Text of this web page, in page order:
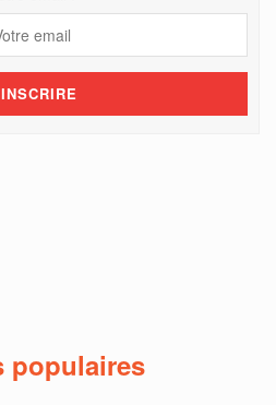
populaires